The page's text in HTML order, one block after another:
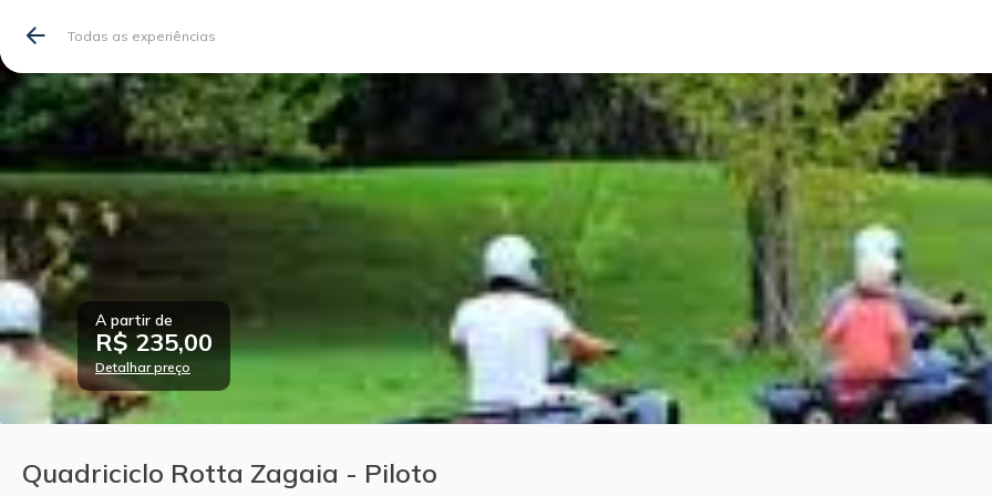
Todas as experiências
A partir de
R$ 235,00
Detalhar preço
Quadriciclo Rotta Zagaia - Piloto